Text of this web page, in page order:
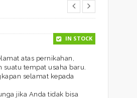
IN STOCK
atas pernikahan,
tempat usaha baru.
selamat kepada
jika Anda tidak bisa